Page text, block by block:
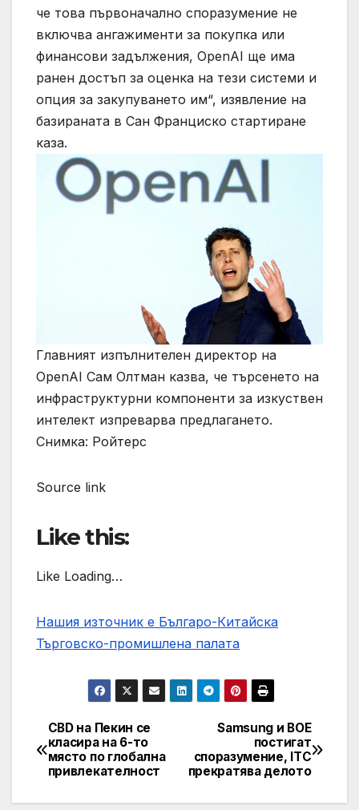
че това първоначално споразумение не
включва ангажименти за покупка или
финансови задължения, OpenAI ще има
ранен достъп за оценка на тези системи и
опция за закупуването им“, изявление на
базираната в Сан Франциско стартиране
каза.
Главният изпълнителен директор на
OpenAI Сам Олтман казва, че търсенето на
инфраструктурни компоненти за изкуствен
интелект изпреварва предлагането.
Снимка: Ройтерс
Source link
Like this:
Like Loading…
Нашия източник е Българо-Китайска
Търговско-промишлена палaта
Post
navigation
Samsung и BOE
постигат
споразумение, ITC
прекратява делото
CBD на Пекин се
класира на 6-то
място по глобална
привлекателност